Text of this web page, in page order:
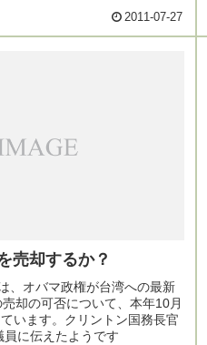
2011-07-27
売却するか？
、オバマ政権が台湾への最新
却の可否について、本年10月
います。クリントン国務長官
に伝えたようです